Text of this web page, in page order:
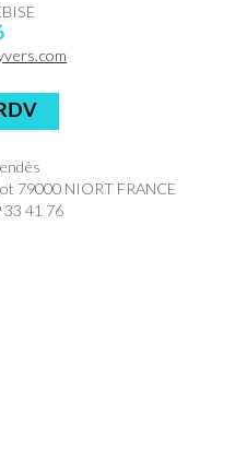
79000 NIORT FRANCE
41 76